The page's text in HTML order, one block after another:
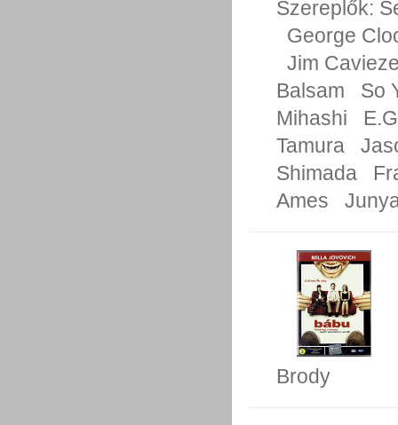
Szereplők:
George
Jim
Balsam
So
Mihashi
Tamura
Shimada
Ames
Brody